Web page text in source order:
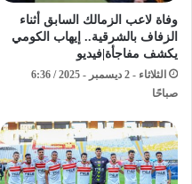
وفاة لاعب الزمالك السابق أثناء
الزفاف بالشرقية.. إيهاب الكومي
يكشف مفاجأة|فيديو
الثلاثاء - 2 ديسمبر - 2025 / 6:36
صباحًا